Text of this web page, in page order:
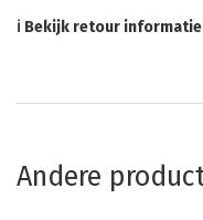
ℹ Bekijk retour informatie